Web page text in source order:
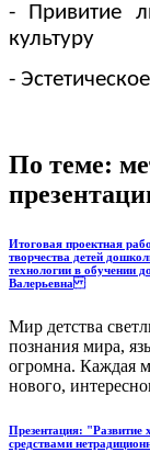
- Привитие
культуру
-
По теме:
Итоговая проектная
творчества детей
технологии в обучении
Валерьевна
Мир детства
познания мира,
огромна. Каждая
нового,
Презентация: "Развитие
средствами